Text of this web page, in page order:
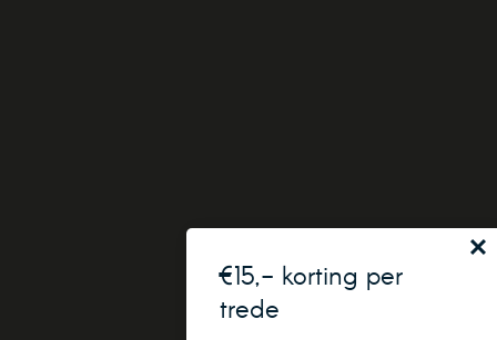
€15,- korting per
trede